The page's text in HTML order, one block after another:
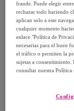
fraude. Puede elegir
rechazar todo haciendo
aplican solo a este
cualquier momento
enlace "Política de
necesarias para el buen
el tráfico o permiten la
sujetas a
consultar nuestra Política